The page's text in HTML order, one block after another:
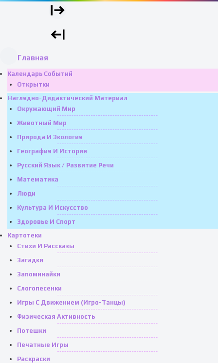
Главная
Календарь Событий
Открытки
Наглядно-Дидактический Материал
Окружающий Мир
Животный Мир
Природа И Экология
География И История
Русский Язык / Развитие Речи
Математика
Люди
Культура И Искусство
Здоровье И Спорт
Картотеки
Стихи И Рассказы
Загадки
Запоминайки
Слогопесенки
Игры С Движением (игро-Танцы)
Физическая Активность
Потешки
Печатные Игры
Раскраски